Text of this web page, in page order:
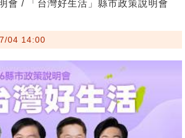
會 / 「台灣好生活」縣市政策說明會
04 14:00